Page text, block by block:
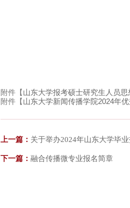
附件【山东大学报考硕士研究生人员
附件【山东大学新闻传播学院2024年
上一篇： 关于举办2024年山东大学毕
下一篇： 融合传播微专业报名简章